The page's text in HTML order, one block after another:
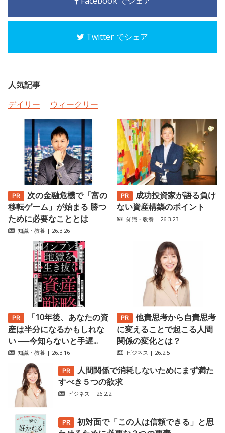
Twitter でシェア
人気記事
デイリー
ウィークリー
次の金融危機で「富の
移転ゲーム」が始まる 勝つ
ために必要なこととは
知識・教養 | 26.3.26
成功投資家が語る負け
ない資産構築のポイント
知識・教養 | 26.3.23
「10年後、あなたの資
産は半分になるかもしれな
い ──今知らないと手遅...
知識・教養 | 26.3.16
他責思考から自責思考
に変えることで起こる人間
関係の変化とは？
ビジネス | 26.2.5
人間関係で消耗しないためにまず満た
すべき５つの欲求
ビジネス | 26.2.2
初対面で「この人は信頼できる」と思